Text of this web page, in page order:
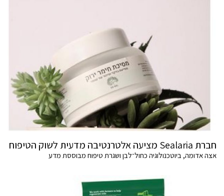
חברת Sealaria מציעה אלטרנטיבה מדעית לשוק הטיפוח
אצה אדומה, ביוטכנולוגיה כחול־לבן ושגרת טיפוח מבוססת מדע